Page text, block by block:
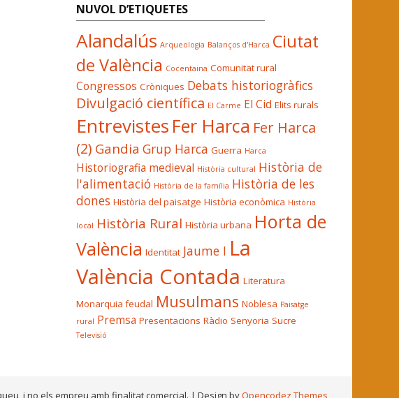
NUVOL D’ETIQUETES
Alandalús Arqueologia Balanços d'Harca Ciutat
de València Cocentaina Comunitat rural
Congressos Cròniques Debats historiogràfics
Divulgació científica El Carme El Cid Elits rurals
Entrevistes Fer Harca Fer Harca
(2) Gandia Grup Harca Guerra Harca
Historiografia medieval Història cultural Història de
l'alimentació Història de la família Història de les
dones Història del paisatge Història econòmica Història
local Història Rural Història urbana Horta de
València Identitat Jaume I La
València Contada Literatura
Monarquia feudal Musulmans Noblesa Paisatge
rural Premsa Presentacions Ràdio Senyoria Sucre
Televisió
i no els empreu amb finalitat comercial. | Design byOpencodez Themes